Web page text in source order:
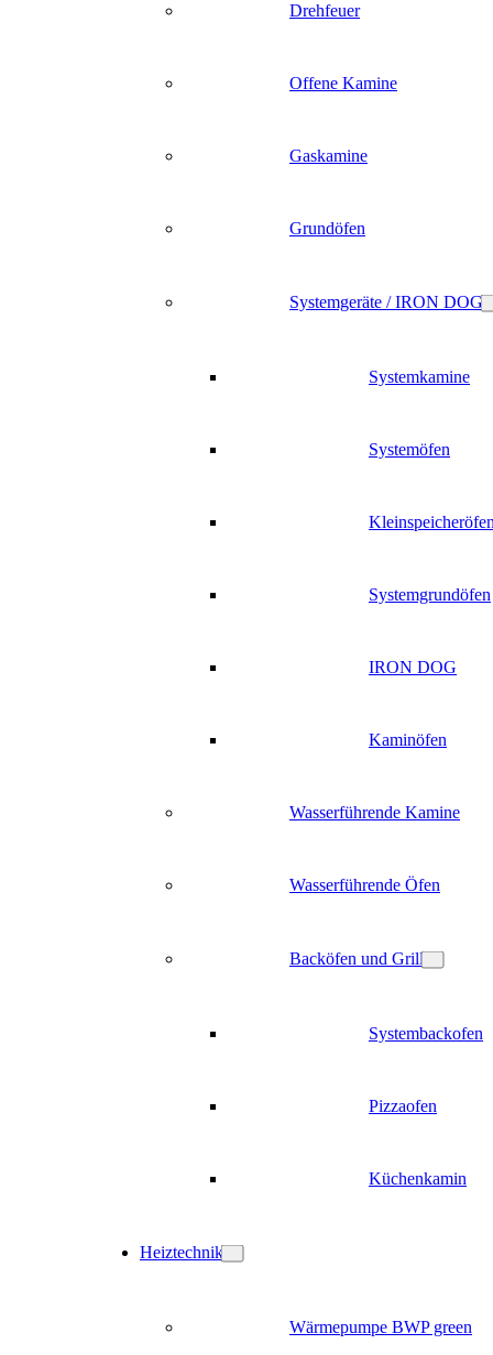
Drehfeuer
Offene Kamine
Gaskamine
Grundöfen
Systemgeräte / IRON DOG
Systemkamine
Systemöfen
Systemgrundöfen
IRON DOG
Kaminöfen
Wasserführende Kamine
Wasserführende Öfen
Backöfen und Grill
Systembackofen
Pizzaofen
Küchenkamin
Heiztechnik
Wärmepumpe BWP green